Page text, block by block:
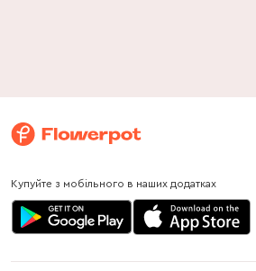
Купуйте з мобільного в наших додатках